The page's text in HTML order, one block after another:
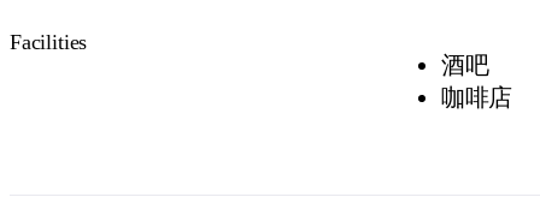
Facilities
酒吧
咖啡店